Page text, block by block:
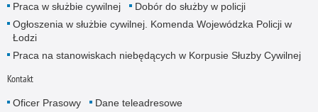
Praca w służbie cywilnej
Dobór do służby w policji
Ogłoszenia w służbie cywilnej. Komenda Wojewódzka Policji w
Łodzi
Praca na stanowiskach niebędących w Korpusie Słuzby Cywilnej
Kontakt
Oficer Prasowy Dane teleadresowe